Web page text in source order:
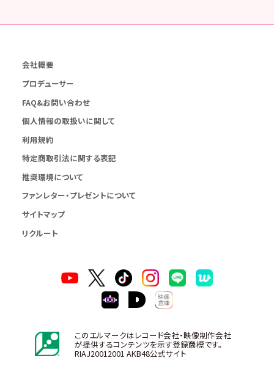
会社概要
プロデューサー
FAQ&お問い合わせ
個人情報の取扱いに関して
利用規約
特定商取引法に関する表記
推奨環境について
ファンレター・プレゼントについて
サイトマップ
リクルート
このエルマークはレコード会社・映像制作会社
が提供するコンテンツを示す登録商標です。
RIAJ20012001 AKB48公式サイト